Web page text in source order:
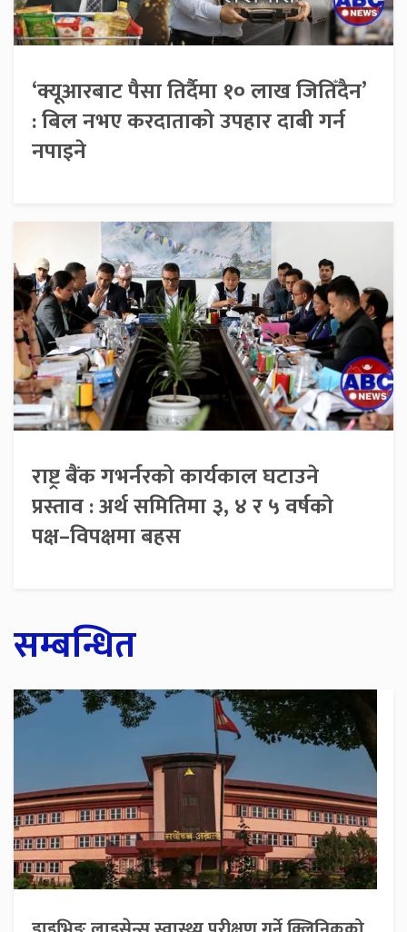
‘क्यूआरबाट पैसा तिर्दैमा १० लाख जितिँदैन’
: बिल नभए करदाताको उपहार दाबी गर्न
नपाइने
राष्ट्र बैंक गभर्नरको कार्यकाल घटाउने
प्रस्ताव : अर्थ समितिमा ३, ४ र ५ वर्षको
पक्ष–विपक्षमा बहस
सम्बन्धित